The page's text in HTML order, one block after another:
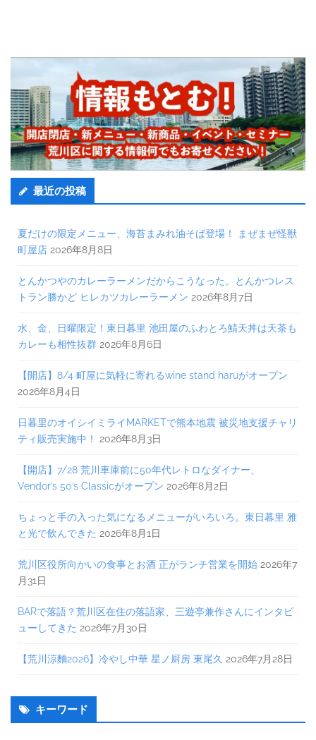
最近の投稿
夏だけの限定メニュー、海苔まみれ油そば登場！ まぜまぜ怪獣
町屋店 2026年8月8日
とんかつやのカレーラーメンだからこうなった。とんかつレス
トラン勝かど ヒレカツカレーラーメン 2026年8月7日
水、金、日曜限定！東日暮里 池田屋のふわとろ鯖天丼は天茶も
カレーも相性抜群 2026年8月6日
【開店】8/4 町屋に気軽に寄れるwine stand haruがオープン
2026年8月4日
日暮里のオイシイミライMARKETで熊本地震 被災地支援チャリ
ティ販売実施中！
2026年8月3日
【開店】7/28 荒川車庫前に50年代レトロなダイナー、
Vendor’s 50’s Classicがオープン 2026年8月2日
ちょっと手の入った気になるメニューがいろいろ。東日暮里 雅
と光で飲んできた 2026年8月1日
荒川区役所向かいの食事とお酒 正がランチ営業を開始 2026年7
月31日
BARで落語？荒川区在住の落語家、三遊亭兼作さんにインタビ
ューしてきた 2026年7月30日
【荒川涼麵2026】冷やし中華 星ノ厨房 東尾久 2026年7月28日
キーワード